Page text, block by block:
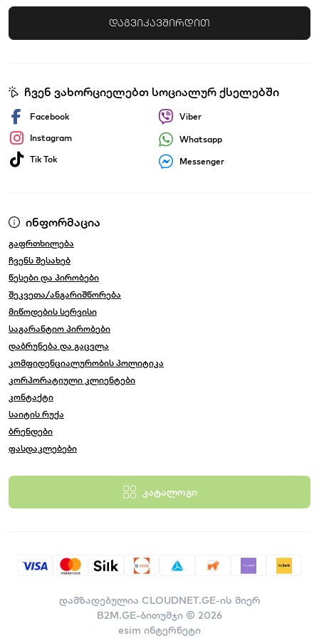
დაგვიკავშირდით
ინფორმაცია
გაფრთხილება
ჩვენს შესახებ
წესები და პირობები
შეკვეთა/ანგარიშწორება
მიწოდების სერვისი
საგარანტიო პირობები
დაბრუნება და გაცვლა
კომფიდენციალურობის პოლიტიკა
კორპორატიული კლიენტები
კონტაქტი
საიტის რუქა
ბრენდები
ფასდაკლებები
კატალოგი
ჩვენ ვახორციელებთ სოციალურ ქსელებში
Facebook
Instagram
Tik Tok
Viber
Whatsapp
Messenger
დამზადებულია CLOUDNET.GE-ის მიერ
B2M.GE-ბითუმჯი © 2026
esim ინტერნეტი